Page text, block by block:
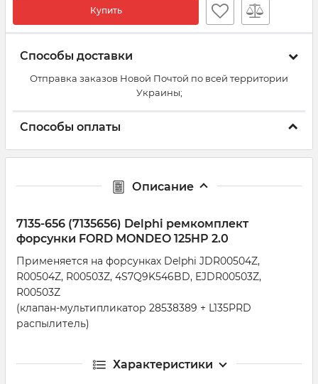
Купить
Способы доставки
Отправка заказов Новой Почтой по всей территории
Украины;
Способы оплаты
Описание
7135-656 (7135656) Delphi ремкомплект
форсунки FORD MONDEO 125HP 2.0
Применяется на форсунках Delphi JDR00504Z,
R00504Z, R00503Z, 4S7Q9K546BD, EJDR00503Z,
R00503Z
(клапан-мультипликатор 28538389 + L135PRD
распылитель)
Характеристики